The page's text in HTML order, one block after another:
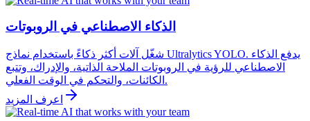
الذكاء الاصطناعي في الروبوتات
شغّل آلات أكثر ذكاءً باستخدام نماذج Ultralytics YOLO. يدفع الذكاء
الاصطناعي للرؤية في الروبوتات الملاحة الذاتية، والإدراك، وتتبع
الكائنات، والتحكم في الوقت الفعلي.
اعرف المزيد